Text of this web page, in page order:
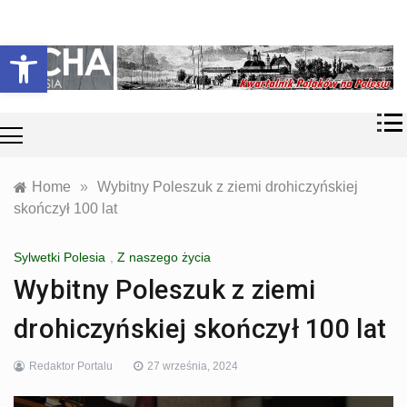
Otwórz pasek narzędzi
content
Echa
Polesia
współczesność
Polaków na
Polesiu.
Home » Wybitny Poleszuk z ziemi drohiczyńskiej
skończył 100 lat
Sylwetki Polesia , Z naszego życia
Wybitny Poleszuk z ziemi
drohiczyńskiej skończył 100 lat
Redaktor Portalu 27 września, 2024